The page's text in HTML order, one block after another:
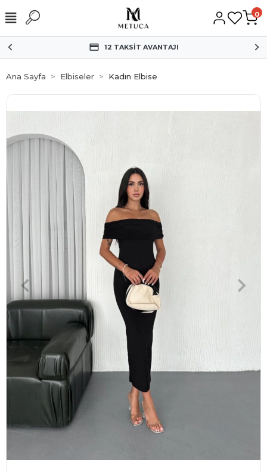
0
12 TAKSİT AVANTAJI
Ana Sayfa Elbiseler Kadın Elbise